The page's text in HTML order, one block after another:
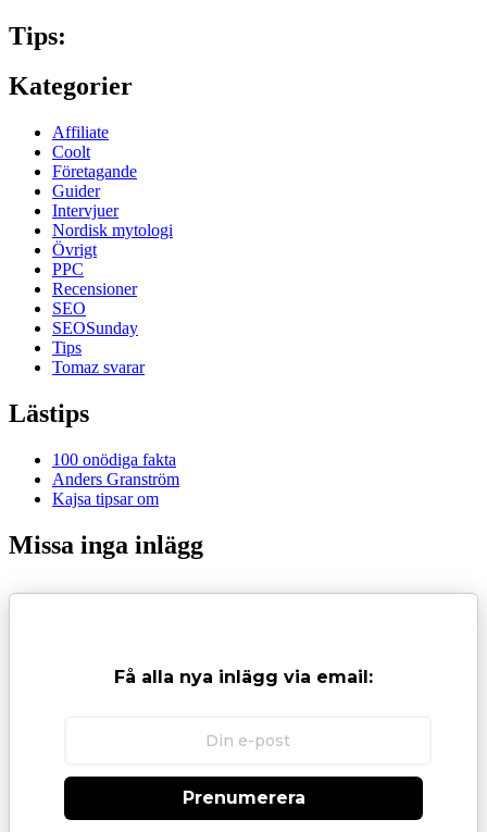
Tips:
Kategorier
Affiliate
Coolt
Företagande
Guider
Intervjuer
Nordisk mytologi
Övrigt
PPC
Recensioner
SEO
SEOSunday
Tips
Tomaz svarar
Lästips
100 onödiga fakta
Anders Granström
Kajsa tipsar om
Missa inga inlägg
Få alla nya inlägg via email:
Prenumerera